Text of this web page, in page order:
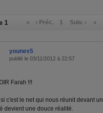
1 « ‹ Préc. 1 Suiv. › »
younes5
publié le 03/11/2012 à 22:57
Farah !!!
c'est le net qui nous réunit devant
devient une douce réalité.